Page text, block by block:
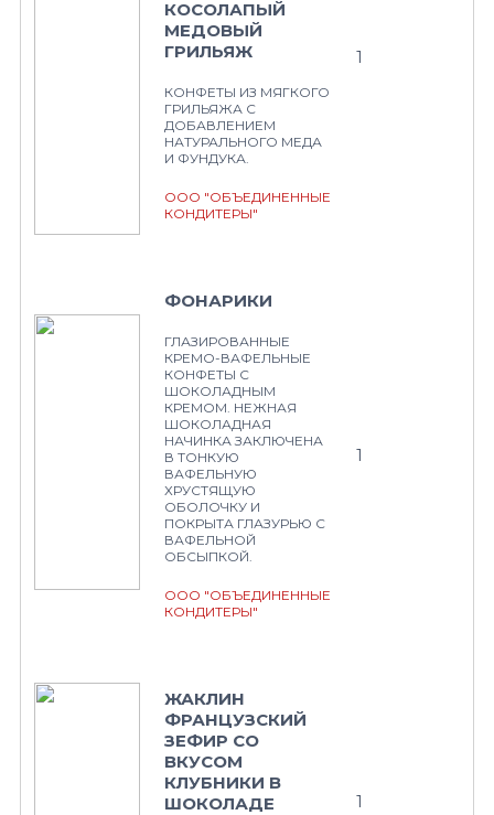
КОСОЛАПЫЙ
МЕДОВЫЙ
ГРИЛЬЯЖ
КОНФЕТЫ ИЗ МЯГКОГО
ГРИЛЬЯЖА С
ДОБАВЛЕНИЕМ
НАТУРАЛЬНОГО МЕДА
И ФУНДУКА.
ООО "ОБЪЕДИНЕННЫЕ
КОНДИТЕРЫ"
1
ФОНАРИКИ
ГЛАЗИРОВАННЫЕ
КРЕМО-ВАФЕЛЬНЫЕ
КОНФЕТЫ С
ШОКОЛАДНЫМ
КРЕМОМ. НЕЖНАЯ
ШОКОЛАДНАЯ
НАЧИНКА ЗАКЛЮЧЕНА
В ТОНКУЮ
ВАФЕЛЬНУЮ
ХРУСТЯЩУЮ
ОБОЛОЧКУ И
ПОКРЫТА ГЛАЗУРЬЮ С
ВАФЕЛЬНОЙ
ОБСЫПКОЙ.
ООО "ОБЪЕДИНЕННЫЕ
КОНДИТЕРЫ"
1
ЖАКЛИН
ФРАНЦУЗСКИЙ
ЗЕФИР СО
ВКУСОМ
КЛУБНИКИ В
ШОКОЛАДЕ
1